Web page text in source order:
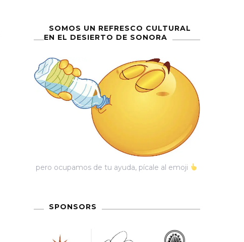
SOMOS UN REFRESCO CULTURAL
EN EL DESIERTO DE SONORA
pero ocupamos de tu ayuda, pícale al emoji
SPONSORS